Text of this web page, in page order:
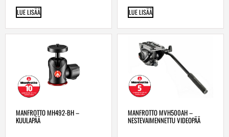
LUE LISÄÄ LUE LISÄÄ
MANFROTTO MH492-BH –
KUULAPÄÄ
MANFROTTO MVH500AH –
NESTEVAIMENNETTU VIDEOPÄÄ